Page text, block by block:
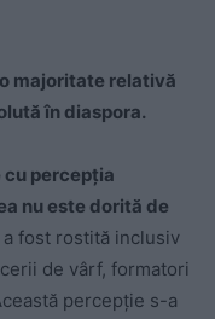
majoritate relativă
în diaspora.
percepția
nu este dorită de
a fost rostită inclusiv
de vârf, formatori
percepție s-a